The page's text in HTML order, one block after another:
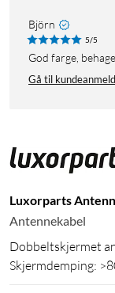
Björn
5/5
God farge,
Gå til
Luxorparts
Antennekabel
Dobbeltskjermet
Skjermdemping: